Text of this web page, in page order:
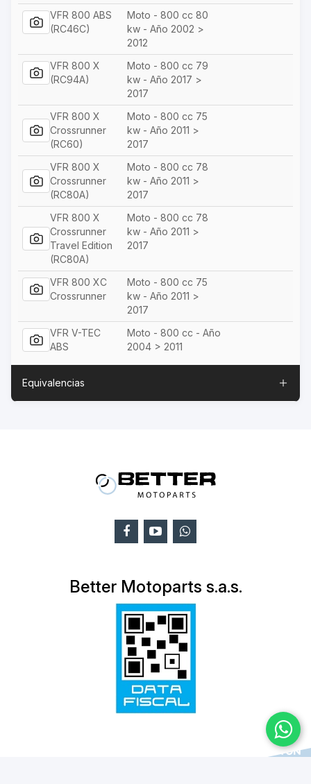
VFR 800 ABS
(RC46C)
Moto - 800 cc 80
kw - Año 2002 >
2012
VFR 800 X
(RC94A)
Moto - 800 cc 79
kw - Año 2017 >
2017
VFR 800 X
Crossrunner
(RC60)
Moto - 800 cc 75
kw - Año 2011 >
2017
VFR 800 X
Crossrunner
(RC80A)
Moto - 800 cc 78
kw - Año 2011 >
2017
VFR 800 X
Crossrunner
Travel Edition
(RC80A)
Moto - 800 cc 78
kw - Año 2011 >
2017
VFR 800 XC
Crossrunner
Moto - 800 cc 75
kw - Año 2011 >
2017
VFR V-TEC
ABS
Moto - 800 cc - Año
2004 > 2011
Equivalencias
Better Motoparts s.a.s.